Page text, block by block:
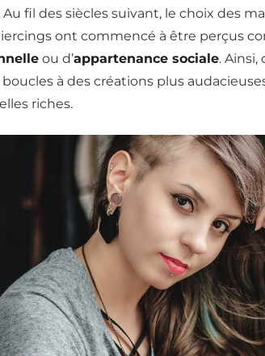
fil des siècles suivant, le choix des
ont commencé à être perçus
ou d’appartenance sociale.
à des créations plus
riches.